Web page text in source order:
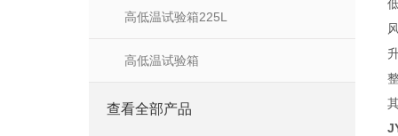
高低温试验箱225L
高低温试验箱
查看全部产品